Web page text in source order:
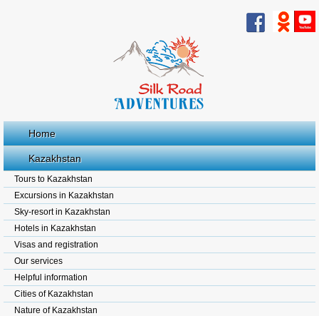
Home
Kazakhstan
Tours to Kazakhstan
Excursions in Kazakhstan
Sky-resort in Kazakhstan
Hotels in Kazakhstan
Visas and registration
Our services
Helpful information
Cities of Kazakhstan
Nature of Kazakhstan